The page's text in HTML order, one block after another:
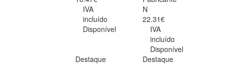
IVA
incluído
Disponível
N
22.31€
IVA
incluído
Disponível
Destaque
Destaque